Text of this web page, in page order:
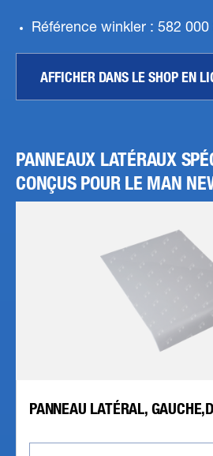
Référence winkler : 582 000
AFFICHER DANS LE SHOP EN
PANNEAUX LATÉRAUX
CONÇUS POUR LE MAN
PANNEAU LATÉRAL,